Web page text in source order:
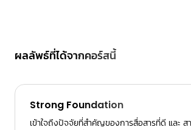
ผลลัพธ์ที่ได้จากคอร์สนี้
Strong Foundation
เข้าใจถึงปัจจัยที่สำคัญของการสื่อสารที่ดี และ ส